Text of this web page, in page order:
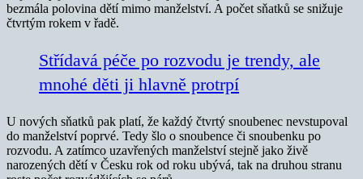
bezmála polovina dětí mimo manželství. A počet sňatků se snižuje
čtvrtým rokem v řadě.
Střídavá péče po rozvodu je trendy, ale
mnohé děti ji hlavně protrpí
U nových sňatků pak platí, že každý čtvrtý snoubenec nevstupoval
do manželství poprvé. Tedy šlo o snoubence či snoubenku po
rozvodu. A zatímco uzavřených manželství stejně jako živě
narozených dětí v Česku rok od roku ubývá, tak na druhou stranu